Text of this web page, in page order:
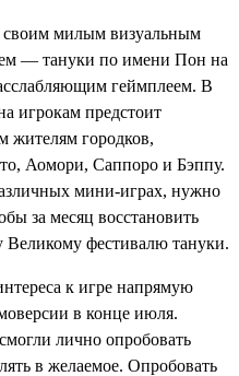
своим милым визуальным
— тануки по имени Пон на
геймплеем. В
игрокам предстоит
жителям городков,
Аомори, Саппоро и Бэппу.
мини-играх, нужно
за месяц восстановить
Великому фестивалю тануки.
к игре напрямую
в конце июля.
лично опробовать
в желаемое. Опробовать